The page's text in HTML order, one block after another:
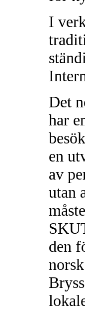
I
Det
har
en
av
utan
den